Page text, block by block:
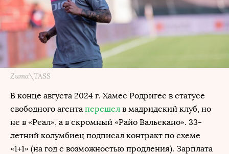
Zuma\TASS
В конце августа 2024 г. Хамес Родригес в статусе
свободного агента перешел в мадридский клуб, но
не в «Реал», а в скромный «Райо Вальекано». 33-
летний колумбиец подписал контракт по схеме
«1+1» (на год с возможностью продления). Зарплата